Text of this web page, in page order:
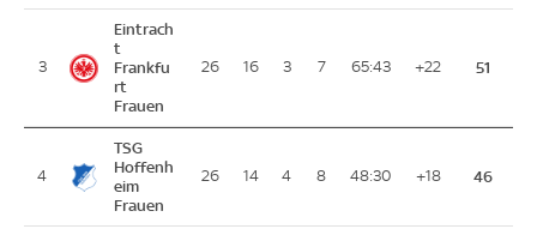
3
Eintrach
t
Frankfu
rt
Frauen
26 16 3 7 65:43 +22 51
4
TSG
Hoffenh
eim
Frauen
26 14 4 8 48:30 +18 46